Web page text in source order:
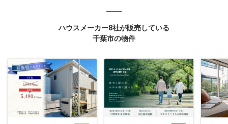
ハウスメーカー8社が販売している
千葉市の物件